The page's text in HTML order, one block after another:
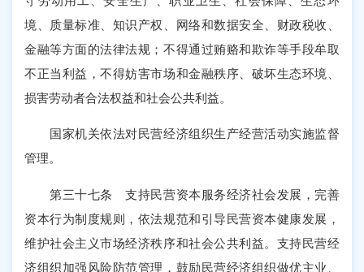
境、质量标准、知识产权、网络和数据安全、财政税收、
金融等方面的法律法规；不得通过贿赂和欺诈等手段牟取
不正当利益，不得妨害市场和金融秩序、破坏生态环境、
损害劳动者合法权益和社会公共利益。
国家机关依法对民营经济组织生产经营活动实施监督
管理。
第三十七条 支持民营资本服务经济社会发展，完善
资本行为制度规则，依法规范和引导民营资本健康发展，
维护社会主义市场经济秩序和社会公共利益。支持民营经
济组织加强风险防范管理，鼓励民营经济组织做优主业、